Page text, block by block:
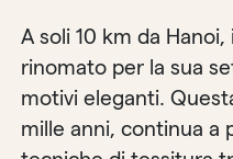
A soli 10 km da
rinomato per la sua
motivi eleganti.
mille anni, continua a